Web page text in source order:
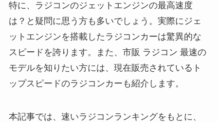
特に、ラジコンのジェットエンジンの最高速度
は？と疑問に思う方も多いでしょう。実際にジェ
ットエンジンを搭載したラジコンカーは驚異的な
スピードを誇ります。また、市販 ラジコン 最速の
モデルを知りたい方には、現在販売されているト
ップスピードのラジコンカーも紹介します。
本記事では、速いラジコンランキングをもとに、